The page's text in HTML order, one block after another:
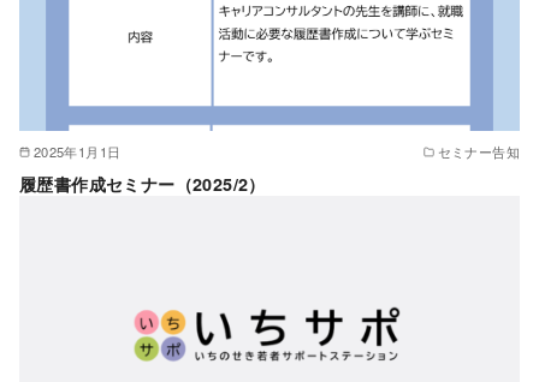
2025年1月1日 セミナー告知
履歴書作成セミナー（2025/2）